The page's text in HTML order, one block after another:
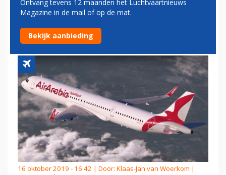
ARABIA ZETTEN NIEUWE
PRIJSVECHTER OP
16 oktober 2019 - 16:42 | Door: Klaas-Jan van Woerkom |
Ontvang tevens 12 maanden het Luchtvaartnieuws
Magazine in de mail of op de mat.
Bekijk aanbieding